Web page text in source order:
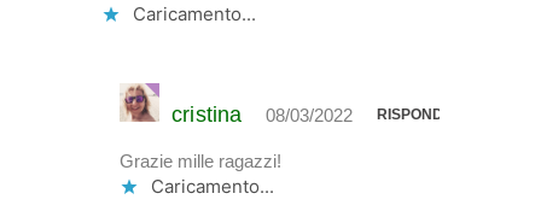
Caricamento...
cristina 08/03/2022 RISPONDI
Grazie mille ragazzi!
Caricamento...